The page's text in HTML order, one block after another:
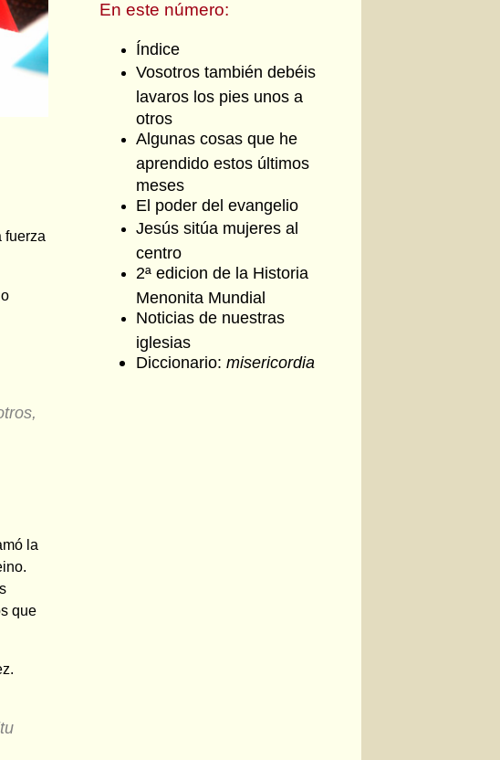
fuerza
la
que
En este número:
Índice
Vosotros también debéis
lavaros los pies unos a
otros
Algunas cosas que he
aprendido estos últimos
meses
El poder del evangelio
Jesús sitúa mujeres al
centro
2ª edicion de la Historia
Menonita Mundial
Noticias de nuestras
iglesias
Diccionario:misericordia